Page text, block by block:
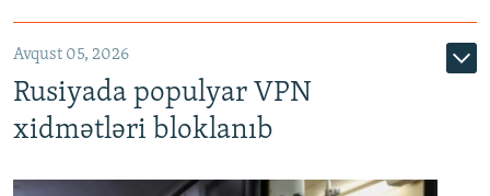
Avqust 05, 2026
Rusiyada populyar VPN
xidmətləri bloklanıb